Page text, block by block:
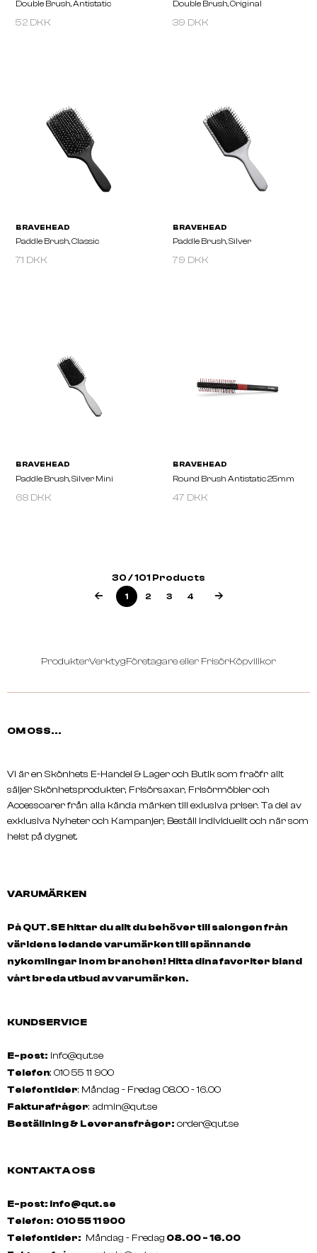
52 DKK 39 DKK
Paddle Brush, Classic
71 DKK 79 DKK
68 DKK 47 DKK
30 / 101 Products
1 2 3 4
ProdukterVerktygFöretagare eller FrisörKöpvillkor
OM OSS...
Vi är en Skönhets E-Handel & Lager och Butik som fraöfr allt
säljer Skönhetsprodukter, Frisörsaxar, Frisörmöbler och
Accessoarer från alla kända märken till exlusiva priser. Ta del av
exklusiva Nyheter och Kampanjer, Beställ individuellt och när som
helst på dygnet.
VARUMÄRKEN
På QUT.SE hittar du allt du behöver till salongen från
världens ledande varumärken till spännande
nykomlingar inom branchen! Hitta dina favoriter bland
vårt breda utbud av varumärken.
KUNDSERVICE
E-post: info@qut.se
Telefon: 010 55 11 900
Telefontider: Måndag - Fredag 08.00 - 16.00
Fakturafrågor: admin@qut.se
Beställning & Leveransfrågor: order@qut.se
KONTAKTA OSS
E-post: info@qut.se
Telefon: 010 55 11 900
Telefontider: Måndag - Fredag 08.00 - 16.00